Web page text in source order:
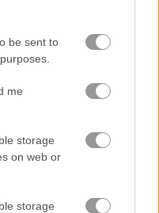
be sent to
me
storage
on web or
storage
bài